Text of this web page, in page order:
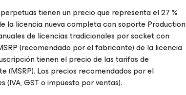
tienen un precio que representa el 27 %
la licencia nueva completa con soporte Production
de licencias tradicionales por socket con
(recomendado por el fabricante) de la licencia
tienen el precio de las tarifas de
Los precios recomendados por el
GST o impuesto por ventas).